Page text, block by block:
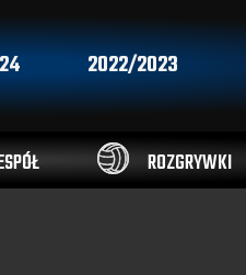
2022/2023
ROZGRYWKI